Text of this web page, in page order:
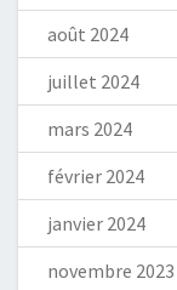
août 2024
juillet 2024
mars 2024
février 2024
janvier 2024
novembre 2023